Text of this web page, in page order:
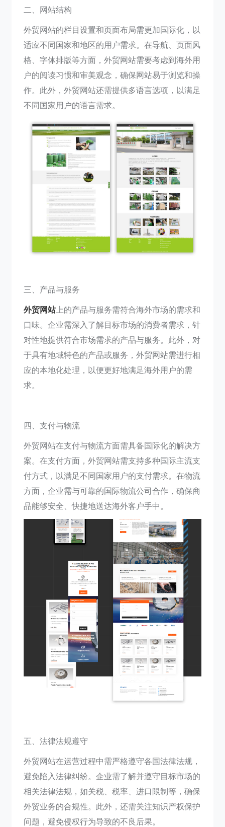
二、网站结构
外贸网站的栏目设置和页面布局需更加国际化，以
适应不同国家和地区的用户需求。在导航、页面风
格、字体排版等方面，外贸网站需要考虑到海外用
户的阅读习惯和审美观念，确保网站易于浏览和操
作。此外，外贸网站还需提供多语言选项，以满足
不同国家用户的语言需求。
三、产品与服务
外贸网站上的产品与服务需符合海外市场的需求和
口味。企业需深入了解目标市场的消费者需求，针
对性地提供符合市场需求的产品与服务。此外，对
于具有地域特色的产品或服务，外贸网站需进行相
应的本地化处理，以便更好地满足海外用户的需
求。
四、支付与物流
外贸网站在支付与物流方面需具备国际化的解决方
案。在支付方面，外贸网站需支持多种国际主流支
付方式，以满足不同国家用户的支付需求。在物流
方面，企业需与可靠的国际物流公司合作，确保商
品能够安全、快捷地送达海外客户手中。
五、法律法规遵守
外贸网站在运营过程中需严格遵守各国法律法规，
避免陷入法律纠纷。企业需了解并遵守目标市场的
相关法律法规，如关税、税率、进口限制等，确保
外贸业务的合规性。此外，还需关注知识产权保护
问题，避免侵权行为导致的不良后果。